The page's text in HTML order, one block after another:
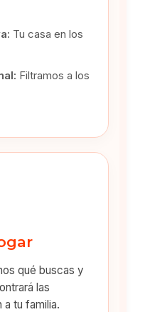
Tu casa en los
Filtramos a los
qué buscas y
las
tu familia.